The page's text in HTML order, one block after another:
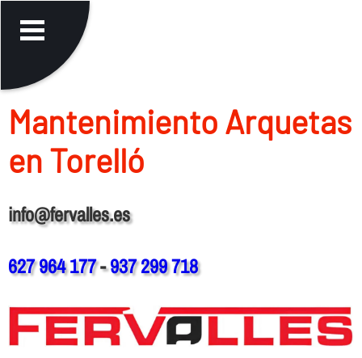
Mantenimiento Arquetas
en Torelló
info@fervalles.es
627 964 177-937 299 718